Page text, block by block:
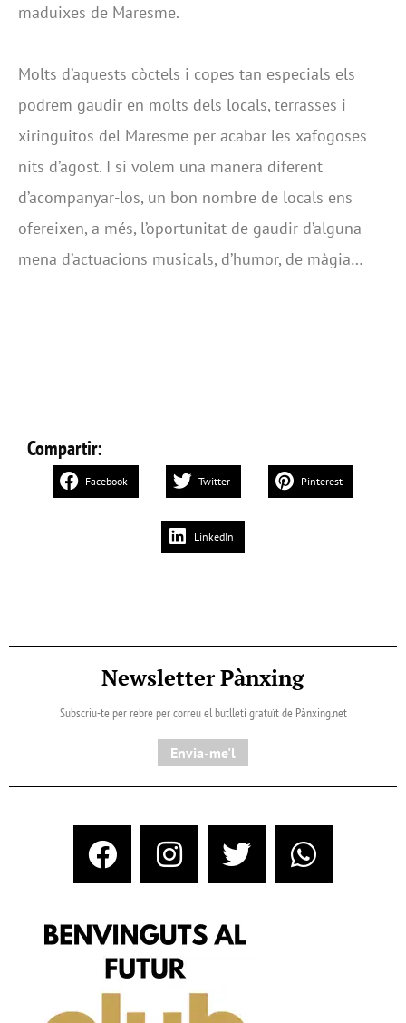
maduixes de Maresme.
Molts d’aquests còctels i copes tan especials els
podrem gaudir en molts dels locals, terrasses i
xiringuitos del Maresme per acabar les xafogoses
nits d’agost. I si volem una manera diferent
d’acompanyar-los, un bon nombre de locals ens
ofereixen, a més, l’oportunitat de gaudir d’alguna
mena d’actuacions musicals, d’humor, de màgia…
Compartir:
Facebook Twitter Pinterest
LinkedIn
Newsletter Pànxing
Subscriu-te per rebre per correu el butlletí gratuït de Pànxing.net​
Envia-me'l